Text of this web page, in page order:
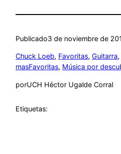
Publicado3 de noviembre de
Chuck Loeb, Favoritas, Guitarra,
masFavoritas, Música por
porUCH Héctor Ugalde Corral
Etiquetas: